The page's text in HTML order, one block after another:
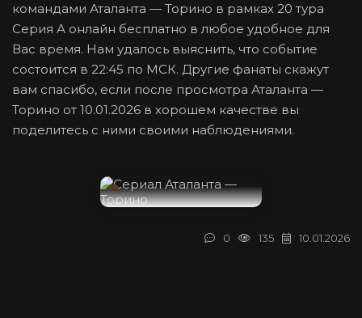
командами Аталанта — Торино в рамках 20 тура
Серия А онлайн бесплатно в любое удобное для
Вас время. Нам удалось выяснить, что событие
состоится в 22:45 по МСК. Другие фанаты скажут
вам спасибо, если после просмотра Аталанта —
Торино от 10.01.2026 в хорошем качестве вы
поделитесь с ними своими наблюдениями.
10.01.2026
135
0